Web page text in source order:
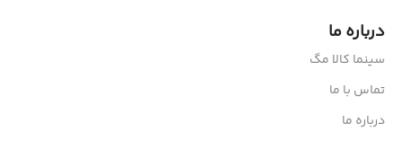
درباره ما
سینما کالا مگ
تماس با ما
درباره ما